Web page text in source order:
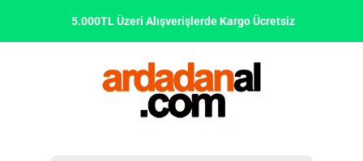
5.000TL Üzeri Alışverişlerde Kargo Ücretsiz